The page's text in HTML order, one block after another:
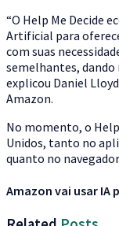
“O Help Me Decide
Artificial para
com suas
semelhantes, dando
explicou Daniel
Amazon.
No momento, o
Unidos, tanto no
quanto no
Amazon vai usar